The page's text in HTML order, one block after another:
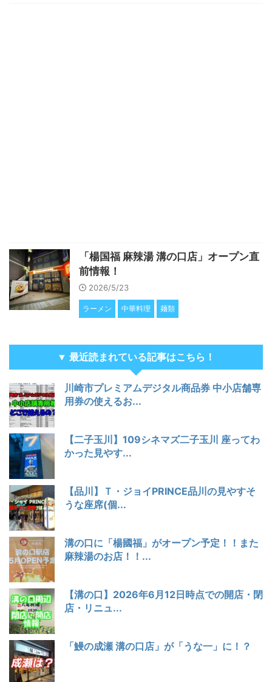
「楊国福 麻辣湯 溝の口店」オープン直
前情報！
2026/5/23
ラーメン 中華料理 麺類
▼ 最近読まれている記事はこちら！
川崎市プレミアムデジタル商品券 中小店舗専
用券の使えるお...
【二子玉川】109シネマズ二子玉川 座ってわ
かった見やす...
【品川】Ｔ・ジョイPRINCE品川の見やすそ
うな座席(個...
溝の口に「楊國福」がオープン予定！！また
麻辣湯のお店！！...
【溝の口】2026年6月12日時点での開店・閉
店・リニュ...
「鰻の成瀬 溝の口店」が「うな一」に！？